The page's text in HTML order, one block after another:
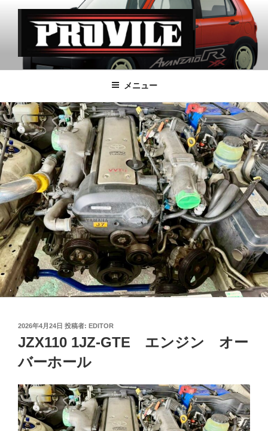
キ
ッ
プ
PROVILE
メニュー
投
稿
日:
2026年4月24日 投稿者: EDITOR
JZX110 1JZ-GTE エンジン オー
バーホール